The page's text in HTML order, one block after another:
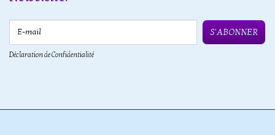
S'ABONNER
Déclaration de Confidentialité